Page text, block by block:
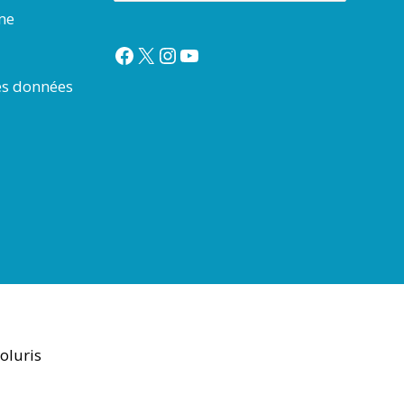
données
Facebook
X Instagram
YouTube